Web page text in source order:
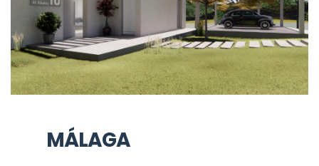
MÁLAGA